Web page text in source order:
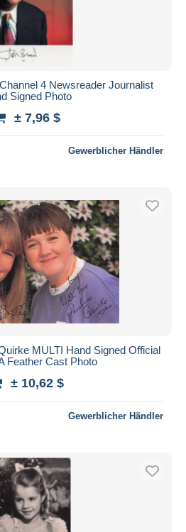
4 Newsreader Journalist
Signed Photo
± 7,96 $
Gewerblicher Händler
MULTI Hand Signed Official
Feather Cast Photo
± 10,62 $
Gewerblicher Händler